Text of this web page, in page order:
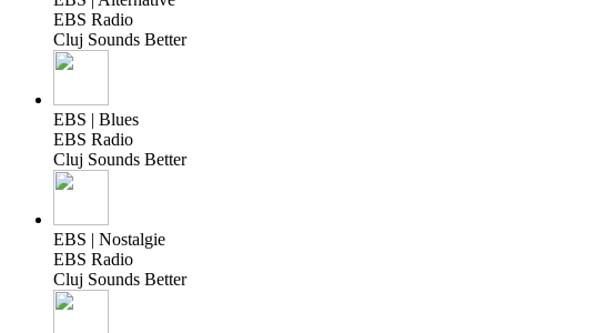
EBS Radio
Cluj Sounds Better
EBS | Blues
EBS Radio
Cluj Sounds Better
EBS | Nostalgie
EBS Radio
Cluj Sounds Better